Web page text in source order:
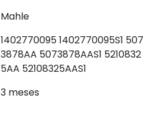
Mahle
1402770095 1402770095S1 507
3878AA 5073878AAS1 5210832
5AA 52108325AAS1
3 meses